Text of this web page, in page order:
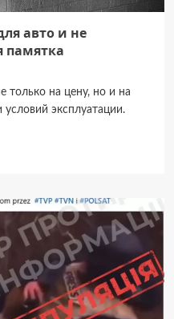
авто и не
памятка
только на цену, но и на
условий эксплуатации.